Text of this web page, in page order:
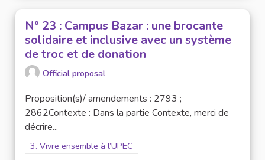
N° 23 : Campus Bazar : une brocante
solidaire et inclusive avec un système
de troc et de donation
Official proposal
Proposition(s)/ amendements : 2793 ;
2862Contexte : Dans la partie Contexte, merci de
décrire...
Filter results for scope: 3. Vivre ensemble à l’UPEC
3. Vivre ensemble à l’UPEC